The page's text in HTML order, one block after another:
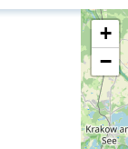
+
−